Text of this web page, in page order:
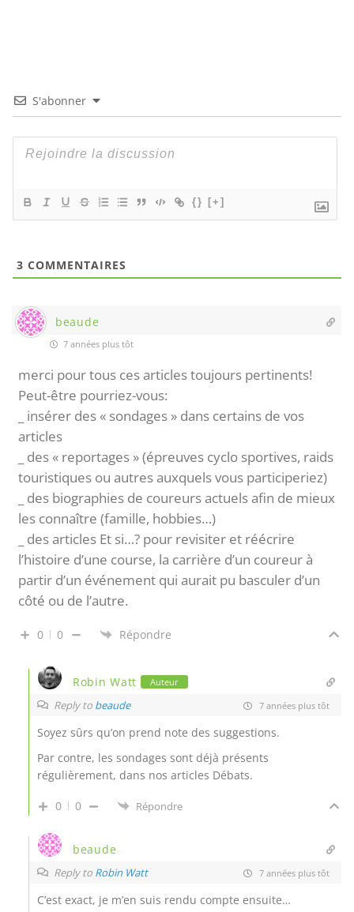
S'abonner
{} [+]
3 COMMENTAIRES
beaude
7 années plus tôt
merci pour tous ces articles toujours pertinents!
Peut-être pourriez-vous:
_ insérer des « sondages » dans certains de vos
articles
_ des « reportages » (épreuves cyclo sportives, raids
touristiques ou autres auxquels vous participeriez)
_ des biographies de coureurs actuels afin de mieux
les connaître (famille, hobbies…)
_ des articles Et si…? pour revisiter et réécrire
l’histoire d’une course, la carrière d’un coureur à
partir d’un événement qui aurait pu basculer d’un
côté ou de l’autre.
0 0 Répondre
Robin Watt Auteur
Reply to beaude 7 années plus tôt
Soyez sûrs qu’on prend note des suggestions.
Par contre, les sondages sont déjà présents
régulièrement, dans nos articles Débats.
0 0 Répondre
beaude
Reply to Robin Watt 7 années plus tôt
C’est exact, je m’en suis rendu compte ensuite…